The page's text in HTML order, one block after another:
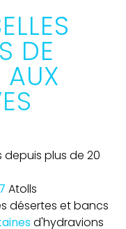
DE
depuis plus de 20
Atolls
désertes et bancs
d'hydravions